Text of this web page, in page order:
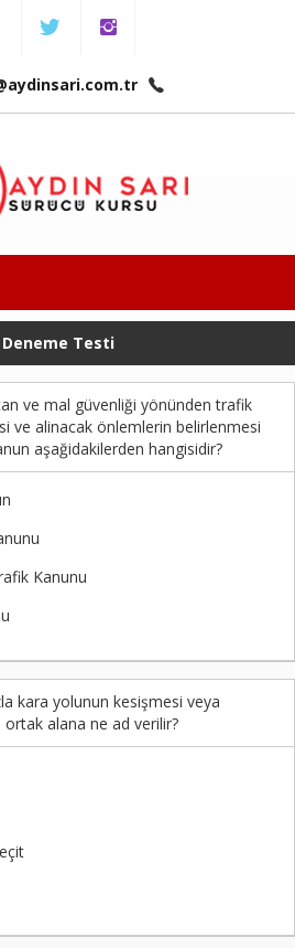
Testi
ve mal güvenliği yönünden trafik
ve alinacak önlemlerin belirlenmesi
aşağidakilerden hangisidir?
Kanunu
kara yolunun kesişmesi veya
alana ne ad verilir?